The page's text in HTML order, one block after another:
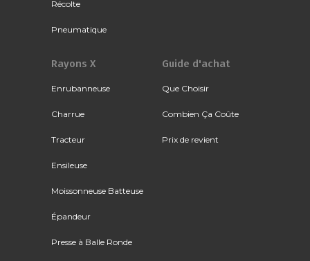
Récolte
Pneumatique
Rayons X
Enrubanneuse
Charrue
Tracteur
Ensileuse
Moissonneuse Batteuse
Épandeur
Presse à Balle Ronde
Guide d'achat
Que Choisir
Combien Ça Coûte
Prix de revient